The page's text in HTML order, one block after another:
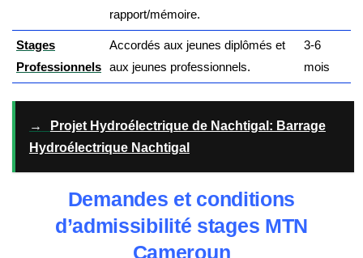
rapport/mémoire.
Stages
Professionnels
Accordés aux jeunes diplômés et
aux jeunes professionnels.
3-6
mois
→
Projet Hydroélectrique de Nachtigal: Barrage
Hydroélectrique Nachtigal
Demandes et conditions
d’admissibilité stages MTN
Cameroun